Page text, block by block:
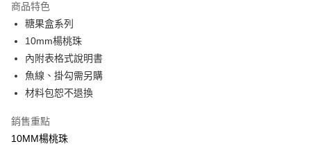
街口支付
悠遊付
運送方式
每筆NT$60，滿NT$1,500(含以上)免運費
付款後全家取貨
商品特色
糖果盒系列
10mm楊桃珠
內附表格式說明書
魚線、掛勾需另購
材料包恕不退換
銷售重點
10MM楊桃珠